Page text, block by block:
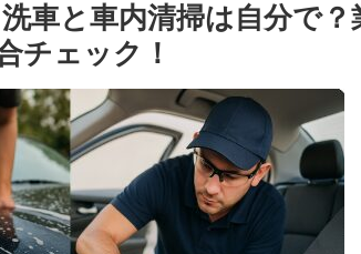
洗車と車内清掃は自分で
チェック！